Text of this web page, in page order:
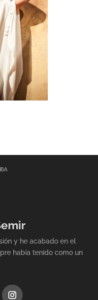
y he acabado en el
había tenido como un